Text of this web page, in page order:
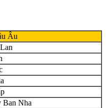
Âu
Ban Nha